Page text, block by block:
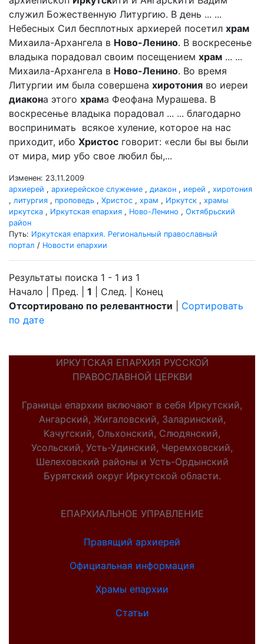
служил Божественную Литургию. В день ... ...
Небесных Сил бесплотных архиерей посетил храм
Михаила-Архангела в Ново-Ленино. В воскресенье
владыка порадовал своим посещением храм ... ...
Михаила-Архангела в Ново-Ленино. Во время
Литургии им была совершена хиротония во иереи
диакона этого храма Феофана Мурашева. В
воскресенье владыка порадовал ... ... благодарно
воспринимать всякое хуление, которое на нас
приходит, ибо Христос говорит: «если бы вы были
от мира, мир убо свое любил бы,...
Изменен: 23.11.2009
архиерей , архиерейское служение , диакон , иерей , хиротония
, литургия , проповедь , Христос , храм , Иркутск , храмы
иркутска , Иркутская епархия , Ново-Ленино , Октябрьский
район
Путь: Иркутская епархия. Региональный православный
портал / Новости епархии
Результаты поиска 1 - 1 из 1
Начало | Пред. | 1 | След. | Конец
Отсортировано по релевантности
Сортировать
по дате
ИРКУТСКАЯ ЕПАРХИЯ РУССКОЙ
ПРАВОСЛАВНОЙ ЦЕРКВИ
Границы епархии включают в себя Иркутский,
Ангарский, Жигаловский, Заларинский,
Качугский, Ольхонский, Слюдянский,
Усольский, Усть-Удинский, Черемховский,
Шелеховский районы и Усть-Ордынский
Бурятский округ Иркутской области.
ЕПАРХИАЛЬНОЕ УПРАВЛЕНИЕ
Правящий архиерей
Официальная информация
Храмы епархии
Статьи